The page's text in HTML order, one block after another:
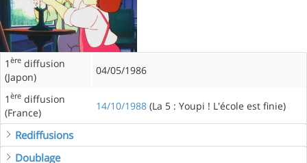
1 ère diffusion
(Japon)
04/05/1986
1 ère diffusion
(France)
14/10/1988 (La 5 : Youpi ! L'école est finie)
Rediffusions
Doublage